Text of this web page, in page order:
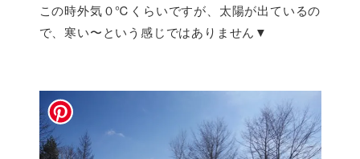
この時外気０℃くらいですが、太陽が出ているの
で、寒い〜という感じではありません▼